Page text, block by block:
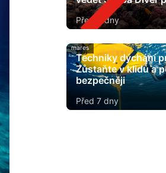
Před 5 dny
mares
Techniky dýchání
Zůstaňte v klidu a
bezpečněji
Před 7 dny